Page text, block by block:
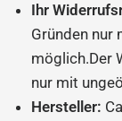
Ihr
Gründen nur
möglich.Der
nur mit
Hersteller: